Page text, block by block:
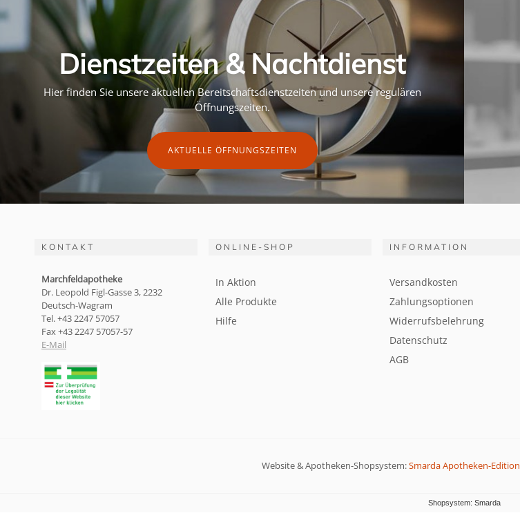
Dienstzeiten & Nachtdienst
Hier finden Sie unsere aktuellen Bereitschaftsdienstzeiten und unsere regulären
Öffnungszeiten.
AKTUELLE ÖFFNUNGSZEITEN
KONTAKT
Marchfeldapotheke
Dr. Leopold Figl-Gasse 3, 2232
Deutsch-Wagram
Tel. +43 2247 57057
Fax +43 2247 57057-57
E-Mail
ONLINE-SHOP
In Aktion
Alle Produkte
Hilfe
INFORMATION
Versandkosten
Zahlungsoptionen
Widerrufsbelehrung
Datenschutz
AGB
Website & Apotheken-Shopsystem:Smarda Apotheken-Edition
Shopsystem: Smarda